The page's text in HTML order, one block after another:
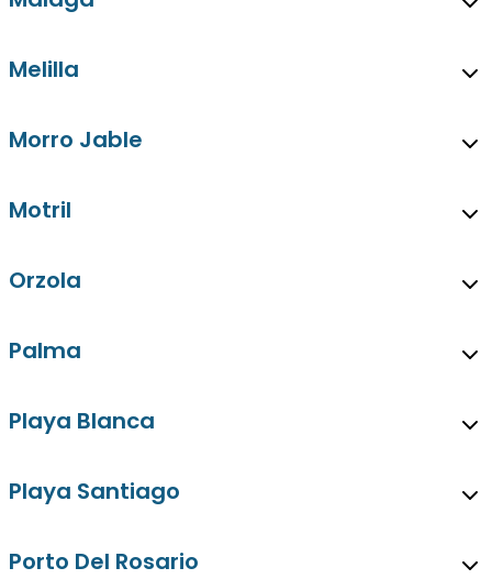
Melilla
Morro Jable
Motril
Orzola
Palma
Playa Blanca
Playa Santiago
Porto Del Rosario